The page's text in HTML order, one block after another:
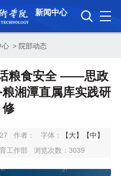
新闻中心
心 > 院部动态
粮食安全 ——思政
湘潭直属库实践研
修
作者： 字体： 【大】
【中】
工作部 浏览次数： 3039